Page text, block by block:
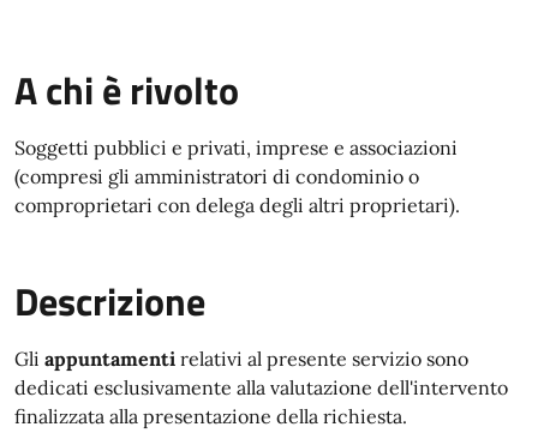
A chi è rivolto
Soggetti pubblici e privati, imprese e associazioni
(compresi gli amministratori di condominio o
comproprietari con delega degli altri proprietari).
Descrizione
Gli appuntamenti relativi al presente servizio sono
dedicati esclusivamente alla valutazione dell'intervento
finalizzata alla presentazione della richiesta.